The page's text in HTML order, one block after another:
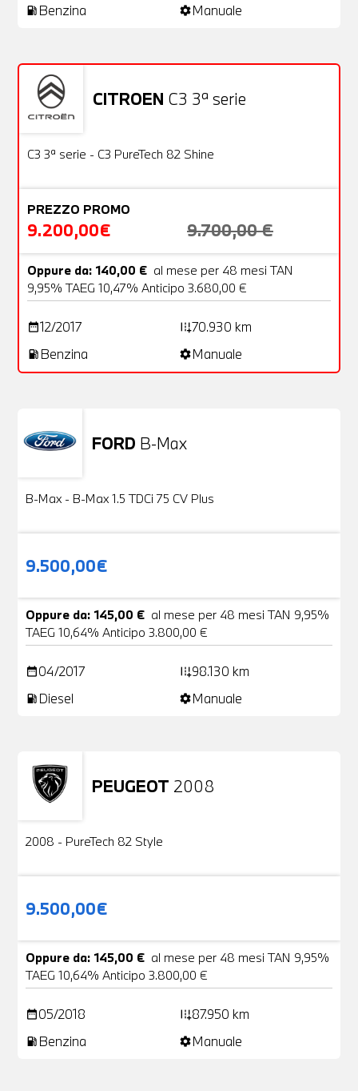
local_gas_station Benzina settingsManuale
CITROEN C3 3ª serie
OFFERTA
Usato
C3 3ª serie - C3 PureTech 82 Shine
PREZZO PROMO
9.200,00€ 9.700,00 €
Oppure da: 140,00 € al mese per 48 mesi TAN
9,95% TAEG 10,47% Anticipo 3.680,00 €
date_range12/2017 add_road70.930 km
local_gas_station Benzina settingsManuale
FORD B-Max
B-Max - B-Max 1.5 TDCi 75 CV Plus
9.500,00€
Oppure da: 145,00 € al mese per 48 mesi TAN 9,95%
TAEG 10,64% Anticipo 3.800,00 €
date_range04/2017 add_road98.130 km
local_gas_station Diesel settingsManuale
PEUGEOT 2008
Usato
2008 - PureTech 82 Style
9.500,00€
Oppure da: 145,00 € al mese per 48 mesi TAN 9,95%
TAEG 10,64% Anticipo 3.800,00 €
date_range05/2018 add_road87.950 km
local_gas_station Benzina settingsManuale